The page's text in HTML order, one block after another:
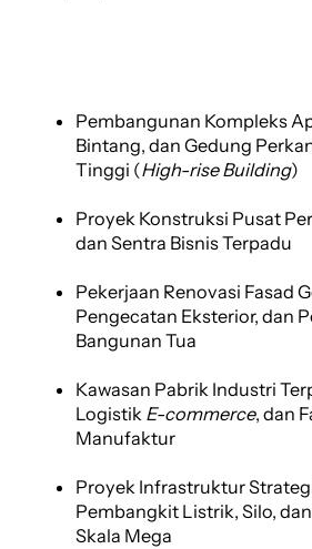
Pembangunan Kompleks
Bintang, dan Gedung
Tinggi (High-rise Building)
Proyek Konstruksi Pusat
dan Sentra Bisnis Terpadu
Pekerjaan Renovasi Fasad
Pengecatan Eksterior, dan
Bangunan Tua
Kawasan Pabrik Industri
Logistik E-commerce, dan
Manufaktur
Proyek Infrastruktur
Pembangkit Listrik, Silo,
Skala Mega